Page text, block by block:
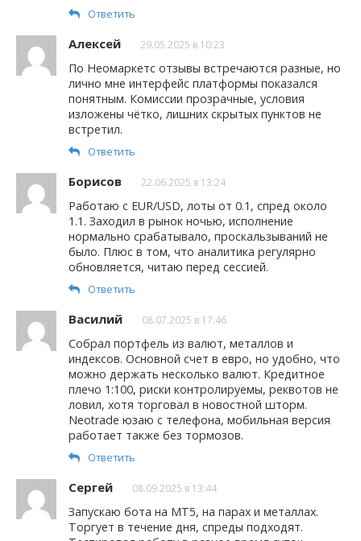
Ответить
Алексей 29.05.2025 в 10:23
По Неомаркетс отзывы встречаются разные, но
лично мне интерфейс платформы показался
понятным. Комиссии прозрачные, условия
изложены чётко, лишних скрытых пунктов не
встретил.
Ответить
Борисов 22.06.2025 в 13:24
Работаю с EUR/USD, лоты от 0.1, спред около
1.1. Заходил в рынок ночью, исполнение
нормально срабатывало, проскальзываний не
было. Плюс в том, что аналитика регулярно
обновляется, читаю перед сессией.
Ответить
Василий 08.07.2025 в 17:46
Собрал портфель из валют, металлов и
индексов. Основной счет в евро, но удобно, что
можно держать несколько валют. Кредитное
плечо 1:100, риски контролируемы, реквотов не
ловил, хотя торговал в новостной шторм.
Neotrade юзаю с телефона, мобильная версия
работает также без тормозов.
Ответить
Сергей 08.09.2025 в 13:44
Запускаю бота на MT5, на парах и металлах.
Торгует в течение дня, спреды подходят.